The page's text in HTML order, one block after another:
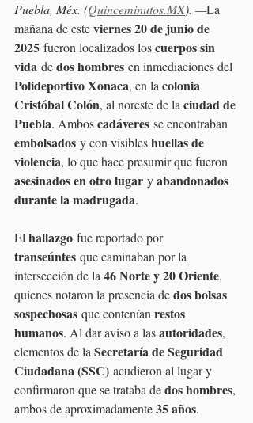
Puebla, Méx. (Quinceminutos.MX). —La
mañana de este viernes 20 de junio de
2025 fueron localizados los cuerpos sin
vida de dos hombres en inmediaciones del
Polideportivo Xonaca, en la colonia
Cristóbal Colón, al noreste de la ciudad de
Puebla. Ambos cadáveres se encontraban
embolsados y con visibles huellas de
violencia, lo que hace presumir que fueron
asesinados en otro lugar y abandonados
durante la madrugada.
El hallazgo fue reportado por
transeúntes que caminaban por la
intersección de la 46 Norte y 20 Oriente,
quienes notaron la presencia de dos bolsas
sospechosas que contenían restos
humanos. Al dar aviso a las autoridades,
elementos de la Secretaría de Seguridad
Ciudadana (SSC) acudieron al lugar y
confirmaron que se trataba de dos hombres,
ambos de aproximadamente 35 años.